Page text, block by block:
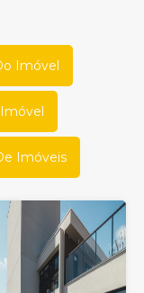
Imóvel
Imóveis